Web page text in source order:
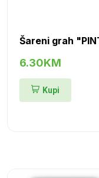
6.30KM
Kupi